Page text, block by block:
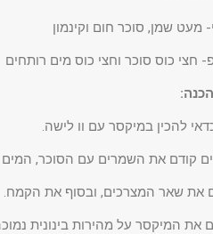
מעט שמן, סוכר חום וקינמון
חצי כוס סוכר וחצי כוס מים רותחים
קודם את השמרים עם הסוכר, המים
את שאר המצרכים, ובסוף את הקמח.
את המיקסר על מהירות בינונית